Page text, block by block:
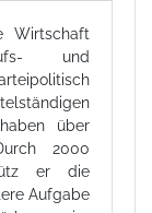
Wirtschaft
und
über
2000
er die
Aufgabe